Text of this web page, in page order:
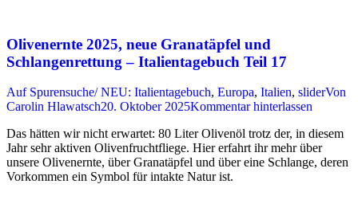
Olivenernte 2025, neue Granatäpfel und
Schlangenrettung – Italientagebuch Teil 17
Auf Spurensuche/ NEU: Italientagebuch, Europa, Italien, sliderVon
Carolin Hlawatsch20. Oktober 2025Kommentar hinterlassen
Das hätten wir nicht erwartet: 80 Liter Olivenöl trotz der, in diesem
Jahr sehr aktiven Olivenfruchtfliege. Hier erfahrt ihr mehr über
unsere Olivenernte, über Granatäpfel und über eine Schlange, deren
Vorkommen ein Symbol für intakte Natur ist.